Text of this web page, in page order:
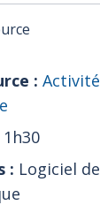
: Activité
1h30
: Logiciel de